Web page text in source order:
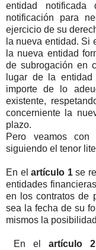
entidad
notificación para
ejercicio de su
la nueva entidad. Si
la nueva entidad
de subrogación en
lugar de la
importe de lo
existente,
concerniente la
plazo.
Pero veamos con
siguiendo el tenor
En el artículo 1se
entidades
en los contratos de
sea la fecha de su
mismos la
En el artículo 2